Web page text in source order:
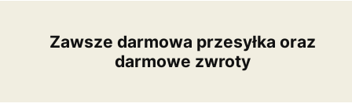
Zawsze darmowa przesyłka oraz
darmowe zwroty